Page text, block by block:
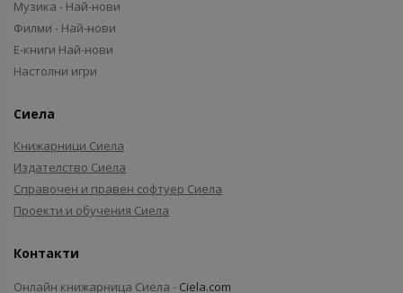
Музика - Най-нови
Филми - Най-нови
Е-книги Най-нови
Настолни игри
Сиела
Книжарници Сиела
Издателство Сиела
Справочен и правен софтуер Сиела
Проекти и обучения Сиела
Контакти
Онлайн книжарница Сиела - Ciela.com